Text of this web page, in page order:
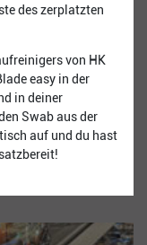
des zerplatzten
von HK
easy in der
in deiner
Swab aus der
auf und du hast